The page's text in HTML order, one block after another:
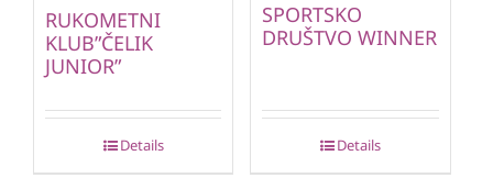
RUKOMETNI
KLUB”ČELIK
JUNIOR”
Details
SPORTSKO
DRUŠTVO WINNER
Details